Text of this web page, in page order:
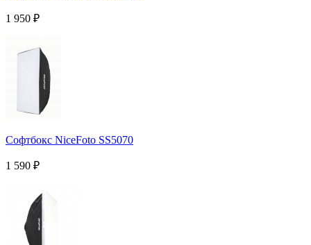
1 950 ₽
Софтбокс NiceFoto SS5070
1 590 ₽